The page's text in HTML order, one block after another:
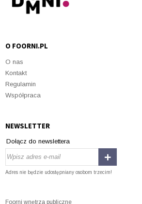
O FOORNI.PL
O nas
Kontakt
Regulamin
Współpraca
NEWSLETTER
Dołącz do newslettera
Adres nie będzie udostępniany osobom trzecim!
Foorni wnętrza publiczne